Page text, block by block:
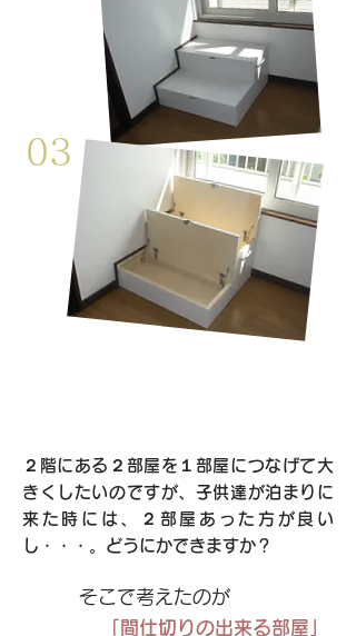
03
２階にある２部屋を１部屋につなげて大
きくしたいのですが、子供達が泊まりに
来た時には、２部屋あった方が良い
し・・・。 どうにかできますか？
そこで考えたのが
「間仕切りの出来る部屋」